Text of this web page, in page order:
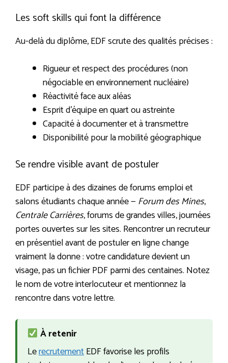
Les soft skills qui font la différence
Au-delà du diplôme, EDF scrute des qualités précises :
Rigueur et respect des procédures (non
négociable en environnement nucléaire)
Réactivité face aux aléas
Esprit d’équipe en quart ou astreinte
Capacité à documenter et à transmettre
Disponibilité pour la mobilité géographique
Se rendre visible avant de postuler
EDF participe à des dizaines de forums emploi et
salons étudiants chaque année — Forum des Mines,
Centrale Carrières, forums de grandes villes, journées
portes ouvertes sur les sites. Rencontrer un recruteur
en présentiel avant de postuler en ligne change
vraiment la donne : votre candidature devient un
visage, pas un fichier PDF parmi des centaines. Notez
le nom de votre interlocuteur et mentionnez la
rencontre dans votre lettre.
À retenir
LerecrutementEDF favorise les profils